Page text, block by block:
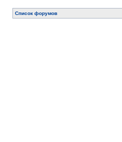
Список форумов